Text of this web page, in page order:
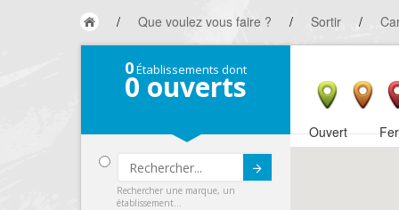
/ Que voulez vous faire ? / Sortir /
0Établissements dont
0 ouverts
Submit
Rechercher une marque, un
établissement...
Ouvert